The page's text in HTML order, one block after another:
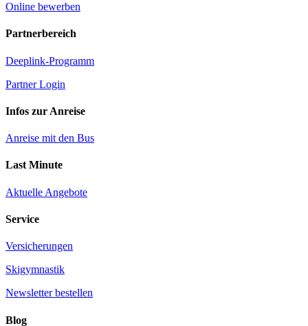
Online bewerben
Partnerbereich
Deeplink-Programm
Partner Login
Infos zur Anreise
Anreise mit den Bus
Last Minute
Aktuelle Angebote
Service
Versicherungen
Skigymnastik
Newsletter bestellen
Blog